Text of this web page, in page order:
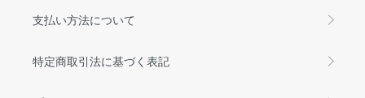
支払い方法について
特定商取引法に基づく表記